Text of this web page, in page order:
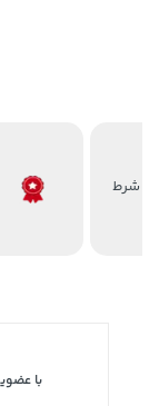
با